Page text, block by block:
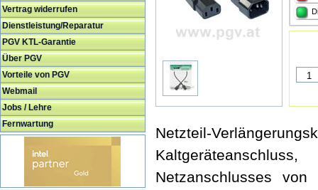
Vertrag widerrufen
Dienstleistung/Reparatur
PGV KTL-Garantie
Über PGV
Vorteile von PGV
Webmail
Jobs / Lehre
Fernwartung
Netzteil-
Netzanschlusses